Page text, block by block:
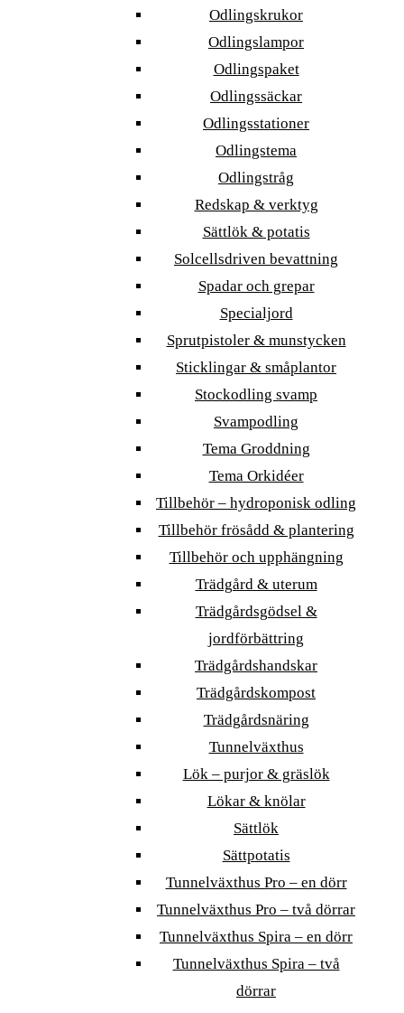
Odlingskrukor
Odlingslampor
Odlingspaket
Odlingssäckar
Odlingsstationer
Odlingstema
Odlingstråg
Redskap & verktyg
Sättlök & potatis
Solcellsdriven bevattning
Spadar och grepar
Specialjord
Sprutpistoler & munstycken
Sticklingar & småplantor
Stockodling svamp
Svampodling
Tema Groddning
Tema Orkidéer
Tillbehör – hydroponisk odling
Tillbehör frösådd & plantering
Tillbehör och upphängning
Trädgård & uterum
Trädgårdsgödsel &
jordförbättring
Trädgårdshandskar
Trädgårdskompost
Trädgårdsnäring
Tunnelväxthus
Lök – purjor & gräslök
Lökar & knölar
Sättlök
Sättpotatis
Tunnelväxthus Pro – en dörr
Tunnelväxthus Pro – två dörrar
Tunnelväxthus Spira – en dörr
Tunnelväxthus Spira – två
dörrar